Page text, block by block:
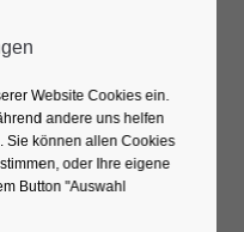
Website Cookies ein.
andere uns helfen
Sie können allen Cookies
oder Ihre eigene
Button "Auswahl